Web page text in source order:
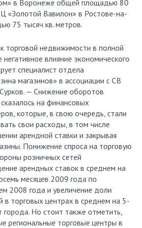
в Воронеже общей площадью 80
«Золотой Вавилон» в Ростове-на-
75 тысяч кв. метров.
торговой недвижимости в полной
влияние экономического
специалист отдела
магазинов» в ассоциации с СB
— Снижение оборотов
на финансовых
которые, в свою очередь, стали
свои расходы, в том числе
арендной ставки и закрывая
Понижение спроса на торговую
розничных сетей
арендных ставок в среднем на
месяцев 2009 года по
2008 года и увеличение доли
в торговых центрах в среднем на 5-
города. Но стоит также отметить,
региональные торговые центры в